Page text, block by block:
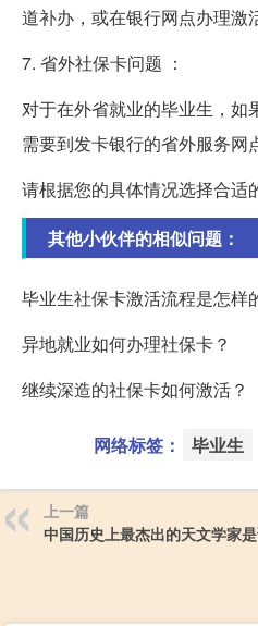
道补办，或在银行网点办理激
7. 省外社保卡问题 ：
对于在外省就业的毕业生，如
需要到发卡银行的省外服务网
请根据您的具体情况选择合适
其他小伙伴的相似问题：
毕业生社保卡激活流程是怎样
异地就业如何办理社保卡？
继续深造的社保卡如何激活？
网络标签： 毕业生
上一篇
中国历史上最杰出的天文学家